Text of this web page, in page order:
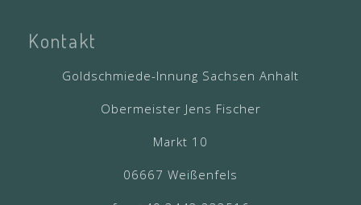
Kontakt
Goldschmiede-Innung Sachsen Anhalt
Obermeister Jens Fischer
Markt 10
06667 Weißenfels